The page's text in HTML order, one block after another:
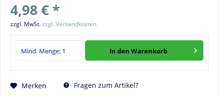
4,98 € *
zzgl. MwSt.zzgl. Versandkosten
In den Warenkorb
Merken Fragen zum Artikel?